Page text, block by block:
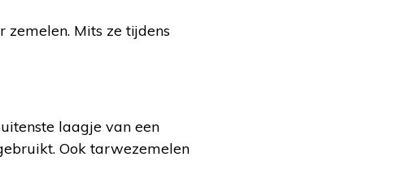
Mits ze tijdens
laagje van een
Ook tarwezemelen